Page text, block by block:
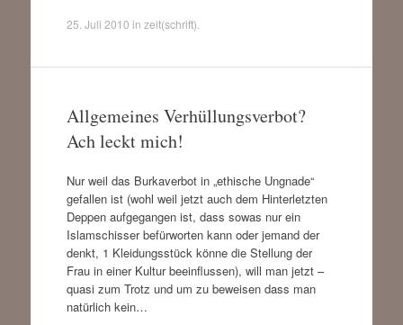
25. Juli 2010 in zeit(schrift)
Allgemeines Verhüllungsverbot?
Ach leckt mich!
Nur weil das Burkaverbot in „ethische Ungnade“
gefallen ist (wohl weil jetzt auch dem Hinterletzten
Deppen aufgegangen ist, dass sowas nur ein
Islamschisser befürworten kann oder jemand der
denkt, 1 Kleidungsstück könne die Stellung der
Frau in einer Kultur beeinflussen), will man jetzt –
quasi zum Trotz und um zu beweisen dass man
natürlich kein…